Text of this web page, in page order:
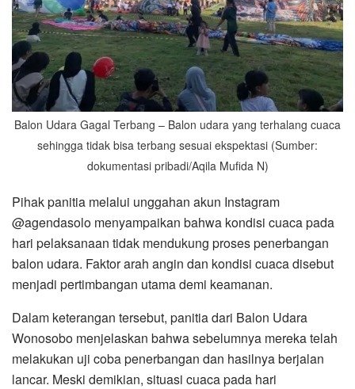
Balon Udara Gagal Terbang – Balon udara yang terhalang cuaca
sehingga tidak bisa terbang sesuai ekspektasi (Sumber:
dokumentasi pribadi/Aqila Mufida N)
Pihak panitia melalui unggahan akun Instagram
@agendasolo menyampaikan bahwa kondisi cuaca pada
hari pelaksanaan tidak mendukung proses penerbangan
balon udara. Faktor arah angin dan kondisi cuaca disebut
menjadi pertimbangan utama demi keamanan.
Dalam keterangan tersebut, panitia dari Balon Udara
Wonosobo menjelaskan bahwa sebelumnya mereka telah
melakukan uji coba penerbangan dan hasilnya berjalan
lancar. Meski demikian, situasi cuaca pada hari